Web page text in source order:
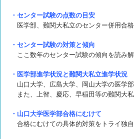
・センター試験の点数の目安
医学部、難関大私立のセンター併用合
・センター試験の対策と傾向
ここ数年のセンター試験の傾向を読み解
・医学部進学状況と難関大私立進学状況
山口大学、広島大学、岡山大学の医学
また、上智、慶応、早稲田等の難関大私
・山口大学医学部合格にむけて
合格にむけての具体的対策をトライ独